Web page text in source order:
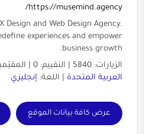
https://musemind.agency/
Design and Web Design Agency.
experiences and empower
business growth.
الزيارات: 5840 | التقييم: 0 | المقيّمين: 0 | الدولة:
العربية المتحدة| اللغة: إنجليزي
عرض كافة بيانات الموقع